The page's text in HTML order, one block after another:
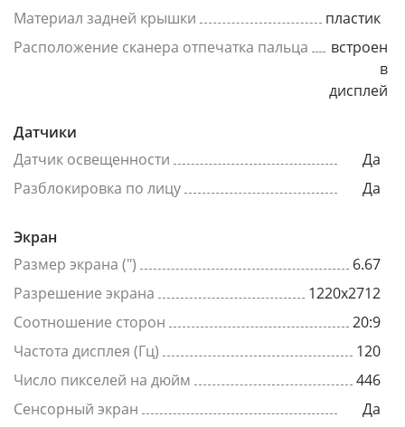
Материал задней крышки
пластик
Расположение сканера отпечатка пальца
встроен
в
дисплей
Датчики
Датчик освещенности
Да
Разблокировка по лицу
Да
Экран
Размер экрана (")
6.67
Разрешение экрана
1220x2712
Соотношение сторон
20:9
Частота дисплея (Гц)
120
Число пикселей на дюйм
446
Сенсорный экран
Да